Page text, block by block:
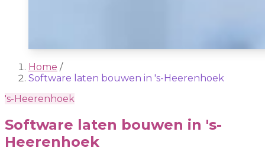
Home /
Software laten bouwen in 's-Heerenhoek
's-Heerenhoek
Software laten bouwen in 's-
Heerenhoek